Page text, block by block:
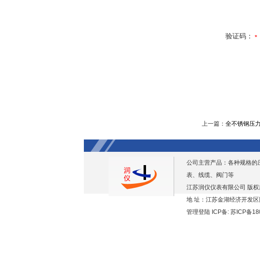
验证码：
上一篇： 全不锈钢压
公司主营产品：各种规格的
表、线缆、阀门等
江苏润仪仪表有限公司 版
地 址：江苏金湖经济开发
管理登陆 ICP备: 苏ICP备